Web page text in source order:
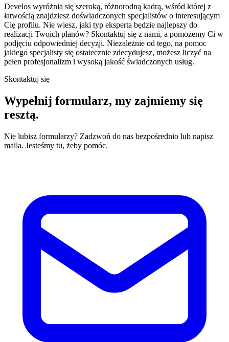
Develos wyróżnia się szeroką, różnorodną kadrą, wśród której z
łatwością znajdziesz doświadczonych specjalistów o interesującym
Cię profilu. Nie wiesz, jaki typ eksperta będzie najlepszy do
realizacji Twoich planów? Skontaktuj się z nami, a pomożemy Ci w
podjęciu odpowiedniej decyzji. Niezależnie od tego, na pomoc
jakiego specjalisty się ostatecznie zdecydujesz, możesz liczyć na
pełen profesjonalizm i wysoką jakość świadczonych usług.
Skontaktuj się
Wypełnij formularz, my zajmiemy się
resztą.
Nie lubisz formularzy? Zadzwoń do nas bezpośrednio lub napisz
maila. Jesteśmy tu, żeby pomóc.